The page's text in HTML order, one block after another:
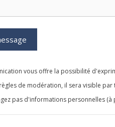
vous offre la possibilité
de modération, il sera visible
pas d'informations personnelles (à